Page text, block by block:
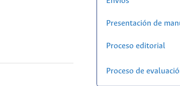
Presentación de
Proceso editorial
Proceso de